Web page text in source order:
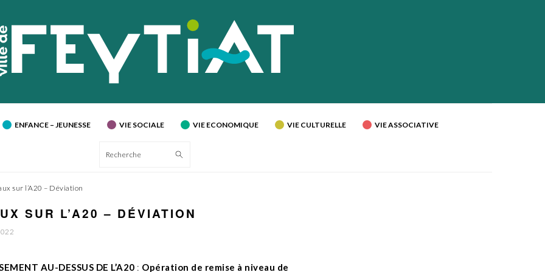
ENFANCE – JEUNESSE VIE SOCIALE VIE ECONOMIQUE VIE CULTURELLE VIE ASSOCIATIVE
Recherche
sur l’A20 – Déviation
SUR L’A20 – DÉVIATION
AU-DESSUS DE L’A20 : Opération de remise à niveau de